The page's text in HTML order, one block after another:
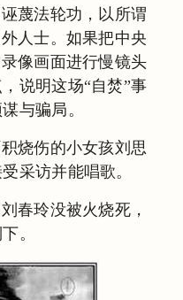
蔑法轮功，以所谓
人士。如果把中央
像画面进行慢镜头
说明这场“自焚”事
与骗局。
烧伤的小女孩刘思
采访并能唱歌。
春玲没被火烧死，
。